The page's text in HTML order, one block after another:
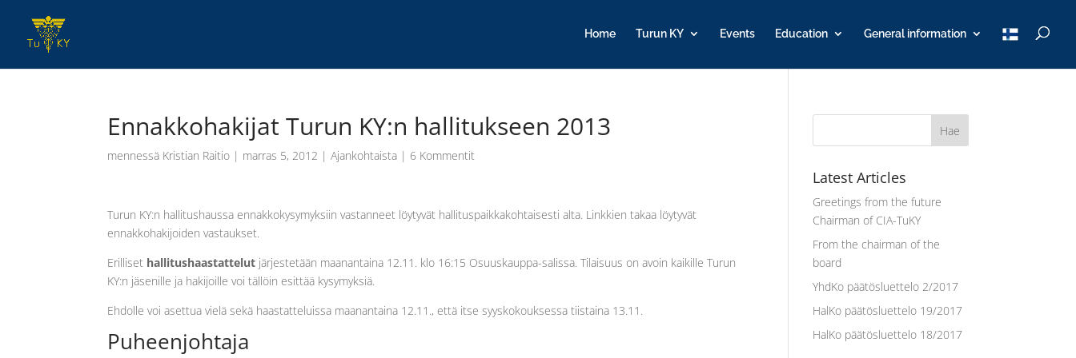
Home Turun KY Events Education General information
T
u
Ennakkohakijat Turun KY:n hallitukseen 2013
mennessä Kristian Raitio | marras 5, 2012 |Ajankohtaista | 6 Kommentit
Turun KY:n hallitushaussa ennakkokysymyksiin vastanneet löytyvät hallituspaikkakohtaisesti alta. Linkkien takaa löytyvät
ennakkohakijoiden vastaukset.
Erilliset hallitushaastattelut järjestetään maanantaina 12.11. klo 16:15 Osuuskauppa-salissa. Tilaisuus on avoin kaikille Turun
KY:n jäsenille ja hakijoille voi tällöin esittää kysymyksiä.
Ehdolle voi asettua vielä sekä haastatteluissa maanantaina 12.11., että itse syyskokouksessa tiistaina 13.11.
Puheenjohtaja
Latest Articles
Greetings from the future
Chairman of CIA-TuKY
From the chairman of the
board
YhdKo päätösluettelo 2/2017
HalKo päätösluettelo 19/2017
HalKo päätösluettelo 18/2017